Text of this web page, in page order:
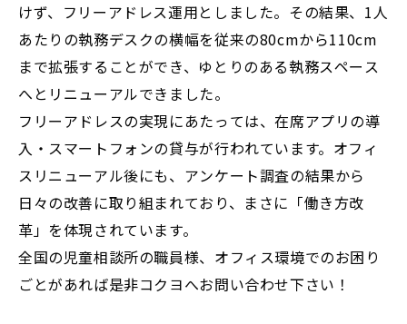
けず、フリーアドレス運用としました。その結果、1人
あたりの執務デスクの横幅を従来の80cmから110cm
まで拡張することができ、ゆとりのある執務スペース
へとリニューアルできました。
フリーアドレスの実現にあたっては、在席アプリの導
入・スマートフォンの貸与が行われています。オフィ
スリニューアル後にも、アンケート調査の結果から
日々の改善に取り組まれており、まさに「働き方改
革」を体現されています。
全国の児童相談所の職員様、オフィス環境でのお困り
ごとがあれば是非コクヨへお問い合わせ下さい！